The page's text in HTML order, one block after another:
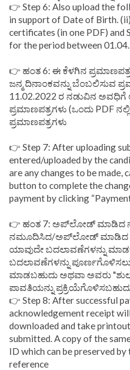
👉 Step 6: Also upload the
in support of Date of Birth.
certificates (in one PDF) and
for the period between
👉 ಹಂತ 6: ಈ ಕೆಳಗಿನ
ಜನ್ಮ ದಿನಾಂಕವನ್ನು ಬೆಂಬಲಿಸುವ
11.02.2022 ರ ನಡುವಿನ ಅವಧಿಗೆ
ಪ್ರಮಾಣಪತ್ರಗಳು (ಒಂದು PDF
ಪ್ರಮಾಣಪತ್ರಗಳು
👉 Step 7: After uploading
entered/uploaded by the
are any changes to be made,
button to complete the
payment by clicking
👉 ಹಂತ 7: ಅಪ್‌ಲೋಡ್ ಮಾಡಿದ
ನಮೂದಿಸಿದ/ಅಪ್‌ಲೋಡ್ ಮಾಡಿದ
ಯಾವುದೇ ಬದಲಾವಣೆಗಳನ್ನು
ಬದಲಾವಣೆಗಳನ್ನು
ಮಾಡಬಹುದು ಅಥವಾ ಅವರು
ಪಾವತಿಯನ್ನು
👉 Step 8: After successful
acknowledgement receipt
downloaded and take
submitted. A copy of the
ID which can be preserved
reference